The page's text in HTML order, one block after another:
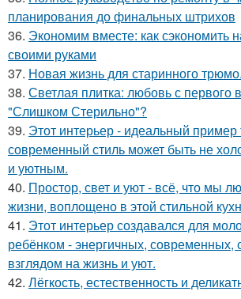
планирования до финальных штрихов
36. Экономим вместе: как сэкономить
своими руками
37. Новая жизнь для старинного трюмо.
38. Светлая плитка: любовь с первого
"Слишком Стерильно"?
39. Этот интерьер - идеальный пример
современный стиль может быть не
и уютным.
40. Простор, свет и уют - всё, что мы
жизни, воплощено в этой стильной
41. Этот интерьер создавался для
ребёнком - энергичных, современных,
взглядом на жизнь и уют.
42. Лёгкость, естественность и